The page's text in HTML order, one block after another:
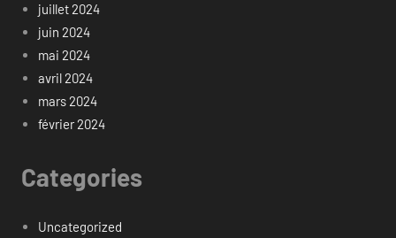
juillet 2024
juin 2024
mai 2024
avril 2024
mars 2024
février 2024
Categories
Uncategorized